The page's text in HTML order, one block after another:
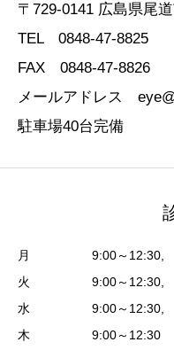
〒729-0141 広島県尾
TEL 0848-47-8825
FAX 0848-47-8826
メールアドレス
駐車場40台完備
月 9:00～12:30,
火 9:00～12:30,
水 9:00～12:30,
木 9:00～12:30